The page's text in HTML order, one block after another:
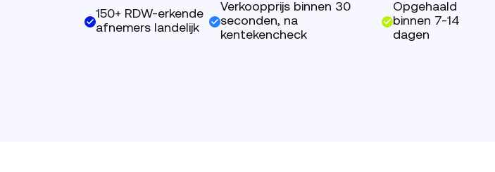
150+ RDW-erkende
afnemers landelijk
Verkoopprijs binnen 30
seconden, na
kentekencheck
Opgehaald
binnen 7-14
dagen